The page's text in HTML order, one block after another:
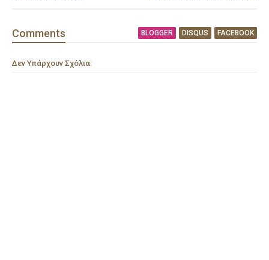
Comments BLOGGER DISQUS FACEBOOK
Δεν Υπάρχουν Σχόλια: